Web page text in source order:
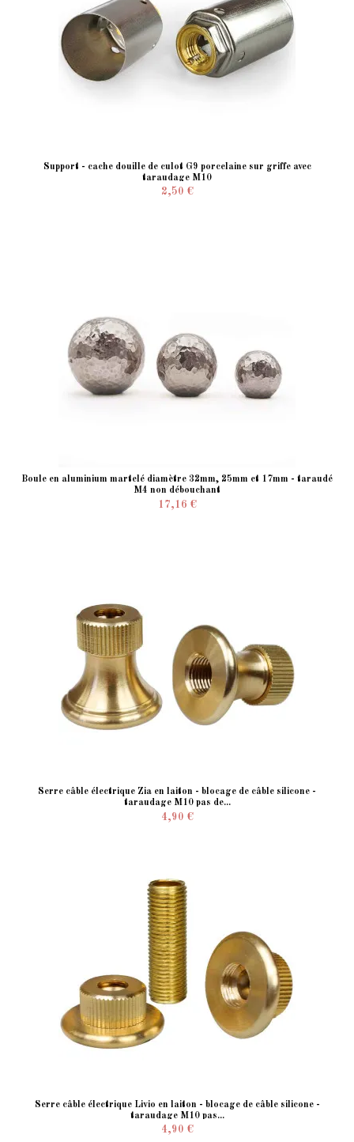
Support - cache douille de culot G9 porcelaine sur griffe avec
taraudage M10
2,50 €
Boule en aluminium martelé diamètre 32mm, 25mm et 17mm - taraudé
M4 non débouchant
17,16 €
Serre câble électrique Zia en laiton - blocage de câble silicone -
taraudage M10 pas de...
4,90 €
Serre câble électrique Livio en laiton - blocage de câble silicone -
taraudage M10 pas...
4,90 €